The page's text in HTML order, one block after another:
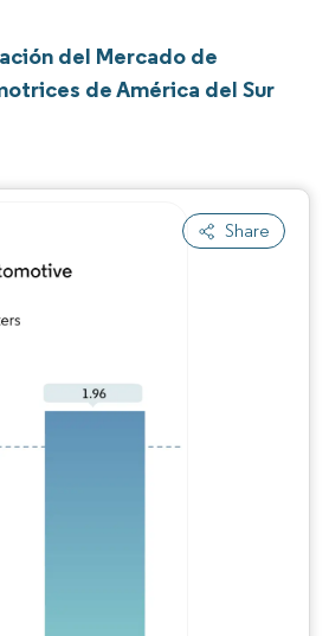
del Mercado de
de América del Sur
Share